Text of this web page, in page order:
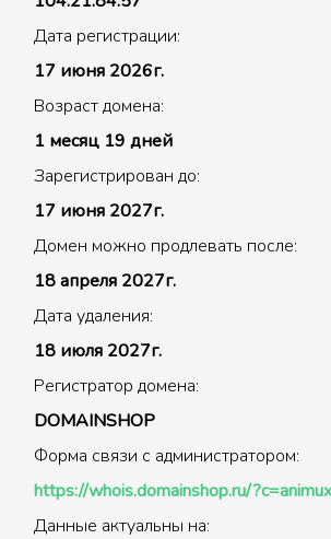
Дата регистрации:
17 июня 2026г.
Возраст домена:
1 месяц 19 дней
Зарегистрирован до:
17 июня 2027г.
Домен можно продлевать после:
18 апреля 2027г.
Дата удаления:
18 июля 2027г.
Регистратор домена:
DOMAINSHOP
Форма связи с администратором:
https://whois.domainshop.ru/
Данные актуальны на: